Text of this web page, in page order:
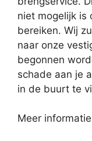
niet mogelijk is
bereiken. Wij
naar onze
begonnen
schade aan je
in de buurt te
Meer